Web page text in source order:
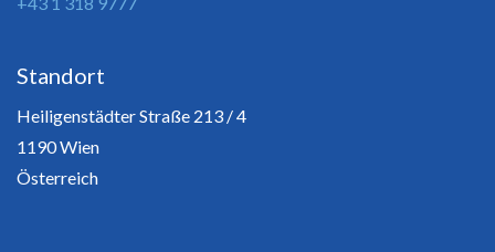
Standort
Heiligenstädter Straße 213 / 4
1190 Wien
Österreich